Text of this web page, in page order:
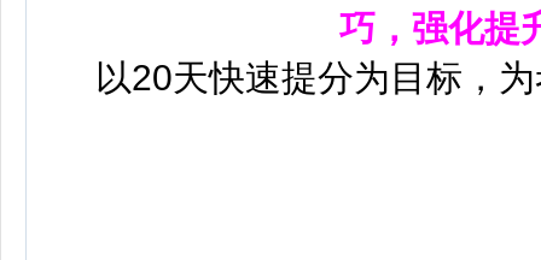
巧，强化提
以20天快速提分为目标，